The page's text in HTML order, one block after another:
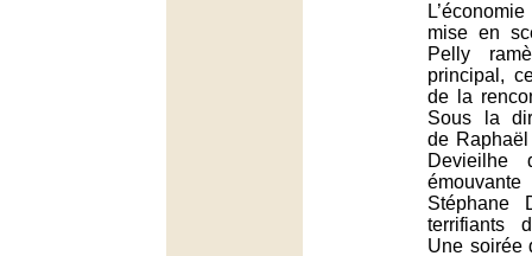
mise en
Pelly
principal,
de la
Sous la
de
Devieilhe
Stéphane
terrifiants
Une soirée